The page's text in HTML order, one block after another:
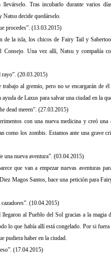
Tras incubarlo durante varios
Natsu decide quedárselo.
procedes”. (13.03.2015)
de la isla, los chicos de Fairy Tail y
Consejo. Una vez allí, Natsu y compañía
rayo”. (20.03.2015)
al gremio, pero no se encargarán de
de Laxus para salvar una ciudad en la
dead meeen”. (27.03.2015)
con una nueva medicina y creó
como los zombis. Estamos ante una grave
una nueva aventura”. (03.04.2015)
que van a empezar nuevas aventuras
Magos Santos, hace una petición para
(10.04.2015)
al Pueblo del Sol gracias a la magia
lo que había allí está congelado. Por si fuera
pudiera haber en la ciudad.
(17.04.2015)